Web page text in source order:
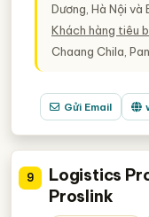
Dương, Hà Nội và
Khách hàng tiêu
Chaang Chila,
Gửi Email
9
Logistics
Proslink